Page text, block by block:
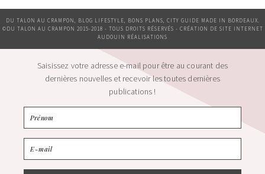
DU TALON AU CRAMPON, BLOG LIFESTYLE, BONS PLANS, CITY GUIDE MADE IN BORDEAUX.
©DU TALON AU CRAMPON 2015-2018 - TOUS DROITS RÉSERVÉS - CRÉATION DE SITE INTERNET
AUDOUIN RÉALISATIONS
Saisissez votre adresse e-mail pour être au courant des
dernières nouvelles et recevoir les toutes dernières
publications !